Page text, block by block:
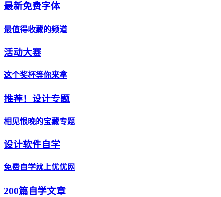
最新免费字体
最值得收藏的频道
活动大赛
这个奖杯等你来拿
推荐！设计专题
相见恨晚的宝藏专题
设计软件自学
免费自学就上优优网
200篇自学文章